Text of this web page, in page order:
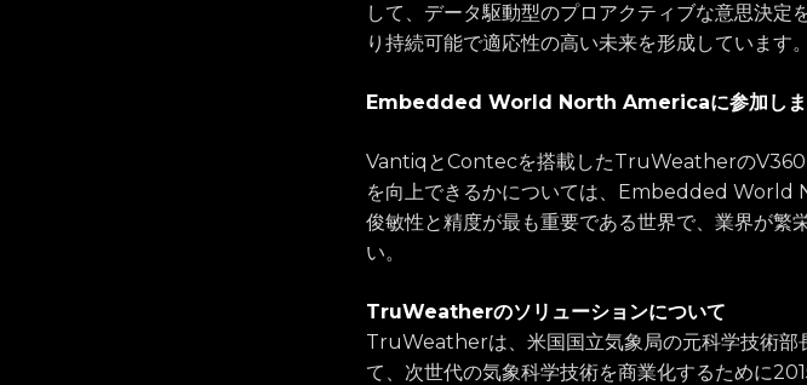
して、データ駆動型のプロアクティブな意思決定
り持続可能で適応性の高い未来を形成しています。
Embedded World North Americaに参加しま
VantiqとContecを搭載したTruWeatherのV360
を向上できるかについては、Embedded World
俊敏性と精度が最も重要である世界で、業界が繁
い。
TruWeatherのソリューションについて
TruWeatherは、米国国立気象局の元科学技術
て、次世代の気象科学技術を商業化するために